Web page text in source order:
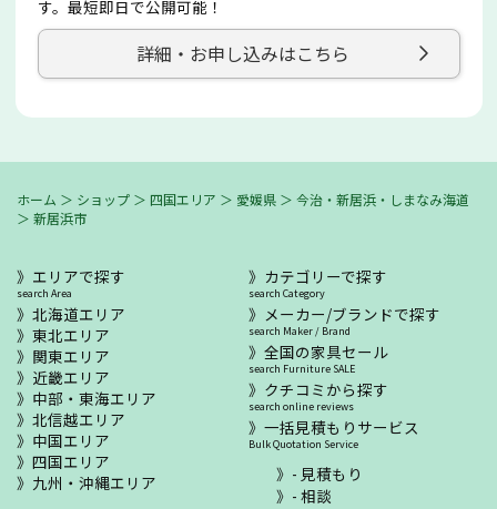
す。最短即日で公開可能！
詳細・お申し込みはこちら
ホーム ＞ ショップ ＞ 四国エリア ＞ 愛媛県 ＞ 今治・新居浜・しまなみ海道
＞ 新居浜市
エリアで探す
search Area
北海道エリア
東北エリア
関東エリア
近畿エリア
中部・東海エリア
北信越エリア
中国エリア
四国エリア
九州・沖縄エリア
カテゴリーで探す
search Category
メーカー/ブランドで探す
search Maker / Brand
全国の家具セール
search Furniture SALE
クチコミから探す
search online reviews
一括見積もりサービス
Bulk Quotation Service
- 見積もり
- 相談